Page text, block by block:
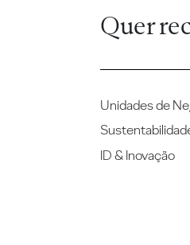
Quer
Unidades de
ID & Inovação